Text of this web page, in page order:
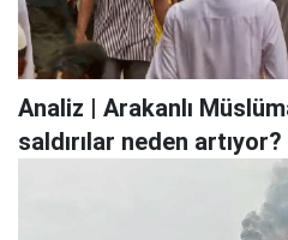
Analiz | Arakanlı
saldırılar neden artıyor?